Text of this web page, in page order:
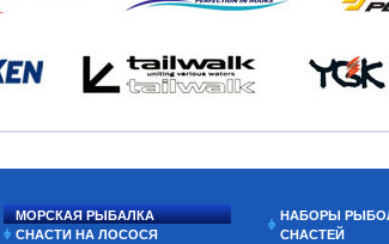
МОРСКАЯ РЫБАЛКА
СНАСТИ НА ЛОСОСЯ
НАБОРЫ
СНАСТЕЙ